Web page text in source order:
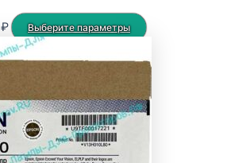
₽Диапазон
цен:
2560 ₽
15651 ₽
Выберите параметры
Этот
имеет
несколько
вариаций.